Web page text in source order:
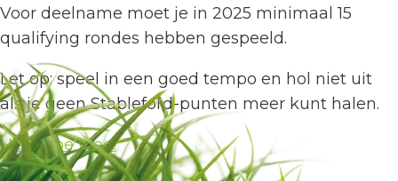
Voor deelname moet je in 2025 minimaal 15
qualifying rondes hebben gespeeld.
Let op: speel in een goed tempo en hol niet uit
als je geen Stableford-punten meer kunt halen.
HGC Doe Mee!